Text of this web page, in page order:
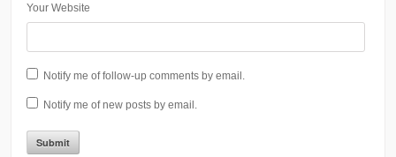
Your Website
Notify me of follow-up comments by email.
Notify me of new posts by email.